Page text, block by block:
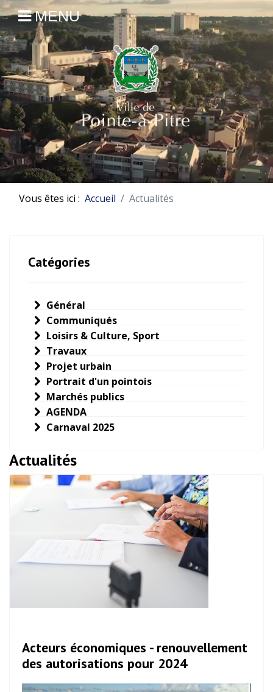
MENU
Vous êtes ici : Accueil Actualités
Catégories
Général
Communiqués
Loisirs & Culture, Sport
Travaux
Projet urbain
Portrait d'un pointois
Marchés publics
AGENDA
Carnaval 2025
Actualités
Acteurs économiques - renouvellement
des autorisations pour 2024